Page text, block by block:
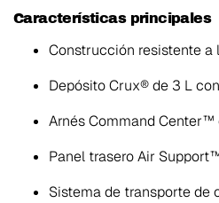
Características principales
Construcción resistente
Depósito Crux® de 3 L
Arnés Command
Panel trasero Air
Sistema de transporte de